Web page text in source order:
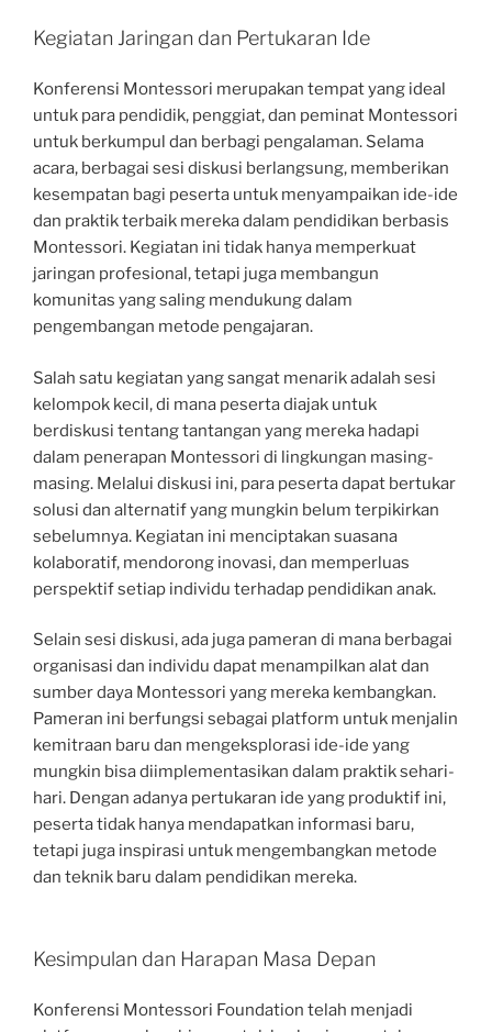
Kegiatan Jaringan dan Pertukaran Ide
Konferensi Montessori merupakan tempat yang ideal
untuk para pendidik, penggiat, dan peminat Montessori
untuk berkumpul dan berbagi pengalaman. Selama
acara, berbagai sesi diskusi berlangsung, memberikan
kesempatan bagi peserta untuk menyampaikan ide-ide
dan praktik terbaik mereka dalam pendidikan berbasis
Montessori. Kegiatan ini tidak hanya memperkuat
jaringan profesional, tetapi juga membangun
komunitas yang saling mendukung dalam
pengembangan metode pengajaran.
Salah satu kegiatan yang sangat menarik adalah sesi
kelompok kecil, di mana peserta diajak untuk
berdiskusi tentang tantangan yang mereka hadapi
dalam penerapan Montessori di lingkungan masing-
masing. Melalui diskusi ini, para peserta dapat bertukar
solusi dan alternatif yang mungkin belum terpikirkan
sebelumnya. Kegiatan ini menciptakan suasana
kolaboratif, mendorong inovasi, dan memperluas
perspektif setiap individu terhadap pendidikan anak.
Selain sesi diskusi, ada juga pameran di mana berbagai
organisasi dan individu dapat menampilkan alat dan
sumber daya Montessori yang mereka kembangkan.
Pameran ini berfungsi sebagai platform untuk menjalin
kemitraan baru dan mengeksplorasi ide-ide yang
mungkin bisa diimplementasikan dalam praktik sehari-
hari. Dengan adanya pertukaran ide yang produktif ini,
peserta tidak hanya mendapatkan informasi baru,
tetapi juga inspirasi untuk mengembangkan metode
dan teknik baru dalam pendidikan mereka.
Kesimpulan dan Harapan Masa Depan
Konferensi Montessori Foundation telah menjadi